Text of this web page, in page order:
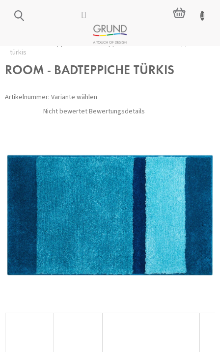
Inhalt
springen
Alle Teppiche
türkis
ROOM - BADTEPPICHE TÜRKIS
Artikelnummer: Variante wählen
Die
durchschnittliche
Nicht bewertetBewertungsdetails